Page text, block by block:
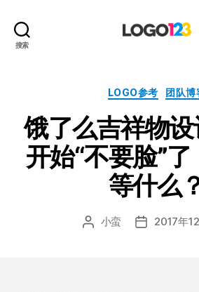
搜索
设
计
博
客
分
LOGO参考 团队博
饿了么吉祥物
开始“不要脸”
等什么
文 小蛮
发 2017年